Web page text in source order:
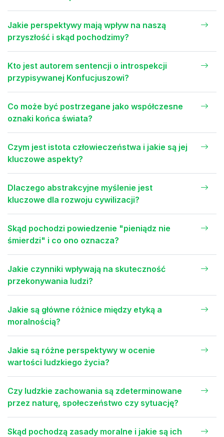
Jakie perspektywy mają wpływ na naszą
przyszłość i skąd pochodzimy?
Kto jest autorem sentencji o introspekcji
przypisywanej Konfucjuszowi?
Co może być postrzegane jako współczesne
oznaki końca świata?
Czym jest istota człowieczeństwa i jakie są jej
kluczowe aspekty?
Dlaczego abstrakcyjne myślenie jest
kluczowe dla rozwoju cywilizacji?
Skąd pochodzi powiedzenie "pieniądz nie
śmierdzi" i co ono oznacza?
Jakie czynniki wpływają na skuteczność
przekonywania ludzi?
Jakie są główne różnice między etyką a
moralnością?
Jakie są różne perspektywy w ocenie
wartości ludzkiego życia?
Czy ludzkie zachowania są zdeterminowane
przez naturę, społeczeństwo czy sytuację?
Skąd pochodzą zasady moralne i jakie są ich